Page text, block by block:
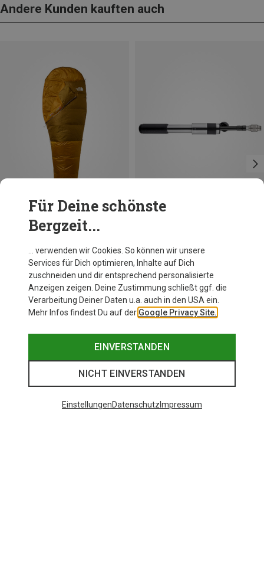
Andere Kunden kauften auch
Du sparst 10%
Für Deine schönste
Bergzeit...
… verwenden wir Cookies. So können wir unsere
Services für Dich optimieren, Inhalte auf Dich
zuschneiden und dir entsprechend personalisierte
Anzeigen zeigen. Deine Zustimmung schließt ggf. die
Verarbeitung Deiner Daten u.a. auch in den USA ein.
Mehr Infos findest Du auf der Google Privacy Site.
EINVERSTANDEN
NICHT EINVERSTANDEN
EinstellungenDatenschutz Impressum